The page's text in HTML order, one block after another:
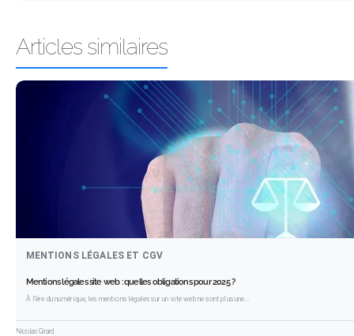
Articles similaires
MENTIONS LÉGALES ET CGV
Mentions légales site web : quelles obligations pour 2025 ?
À l’ère du numérique, les mentions légales sur un site web ne sont plus une…
Nicolas Girard